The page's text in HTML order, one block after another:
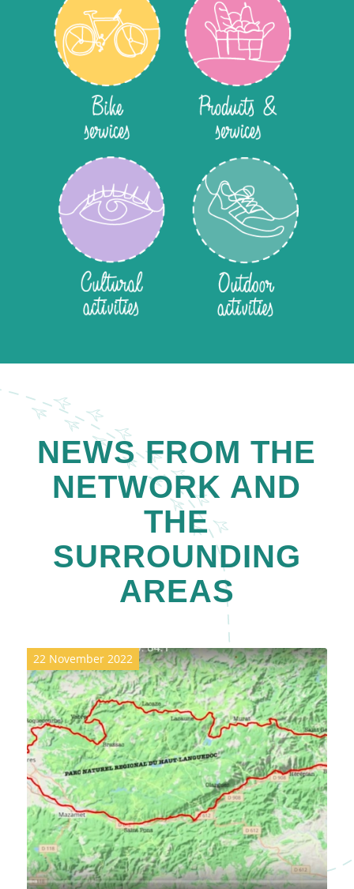
NEWS FROM THE
NETWORK AND
THE
SURROUNDING
AREAS
22 November 2022